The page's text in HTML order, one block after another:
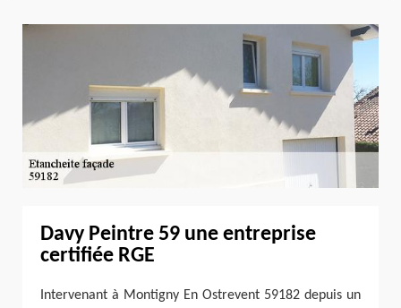
Davy Peintre 59 une entreprise
certifiée RGE
Intervenant à Montigny En Ostrevent 59182 depuis un